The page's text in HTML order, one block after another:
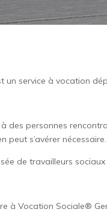
un service à vocation
des personnes
peut s’avérer nécessaire.
de travailleurs
à Vocation Sociale®